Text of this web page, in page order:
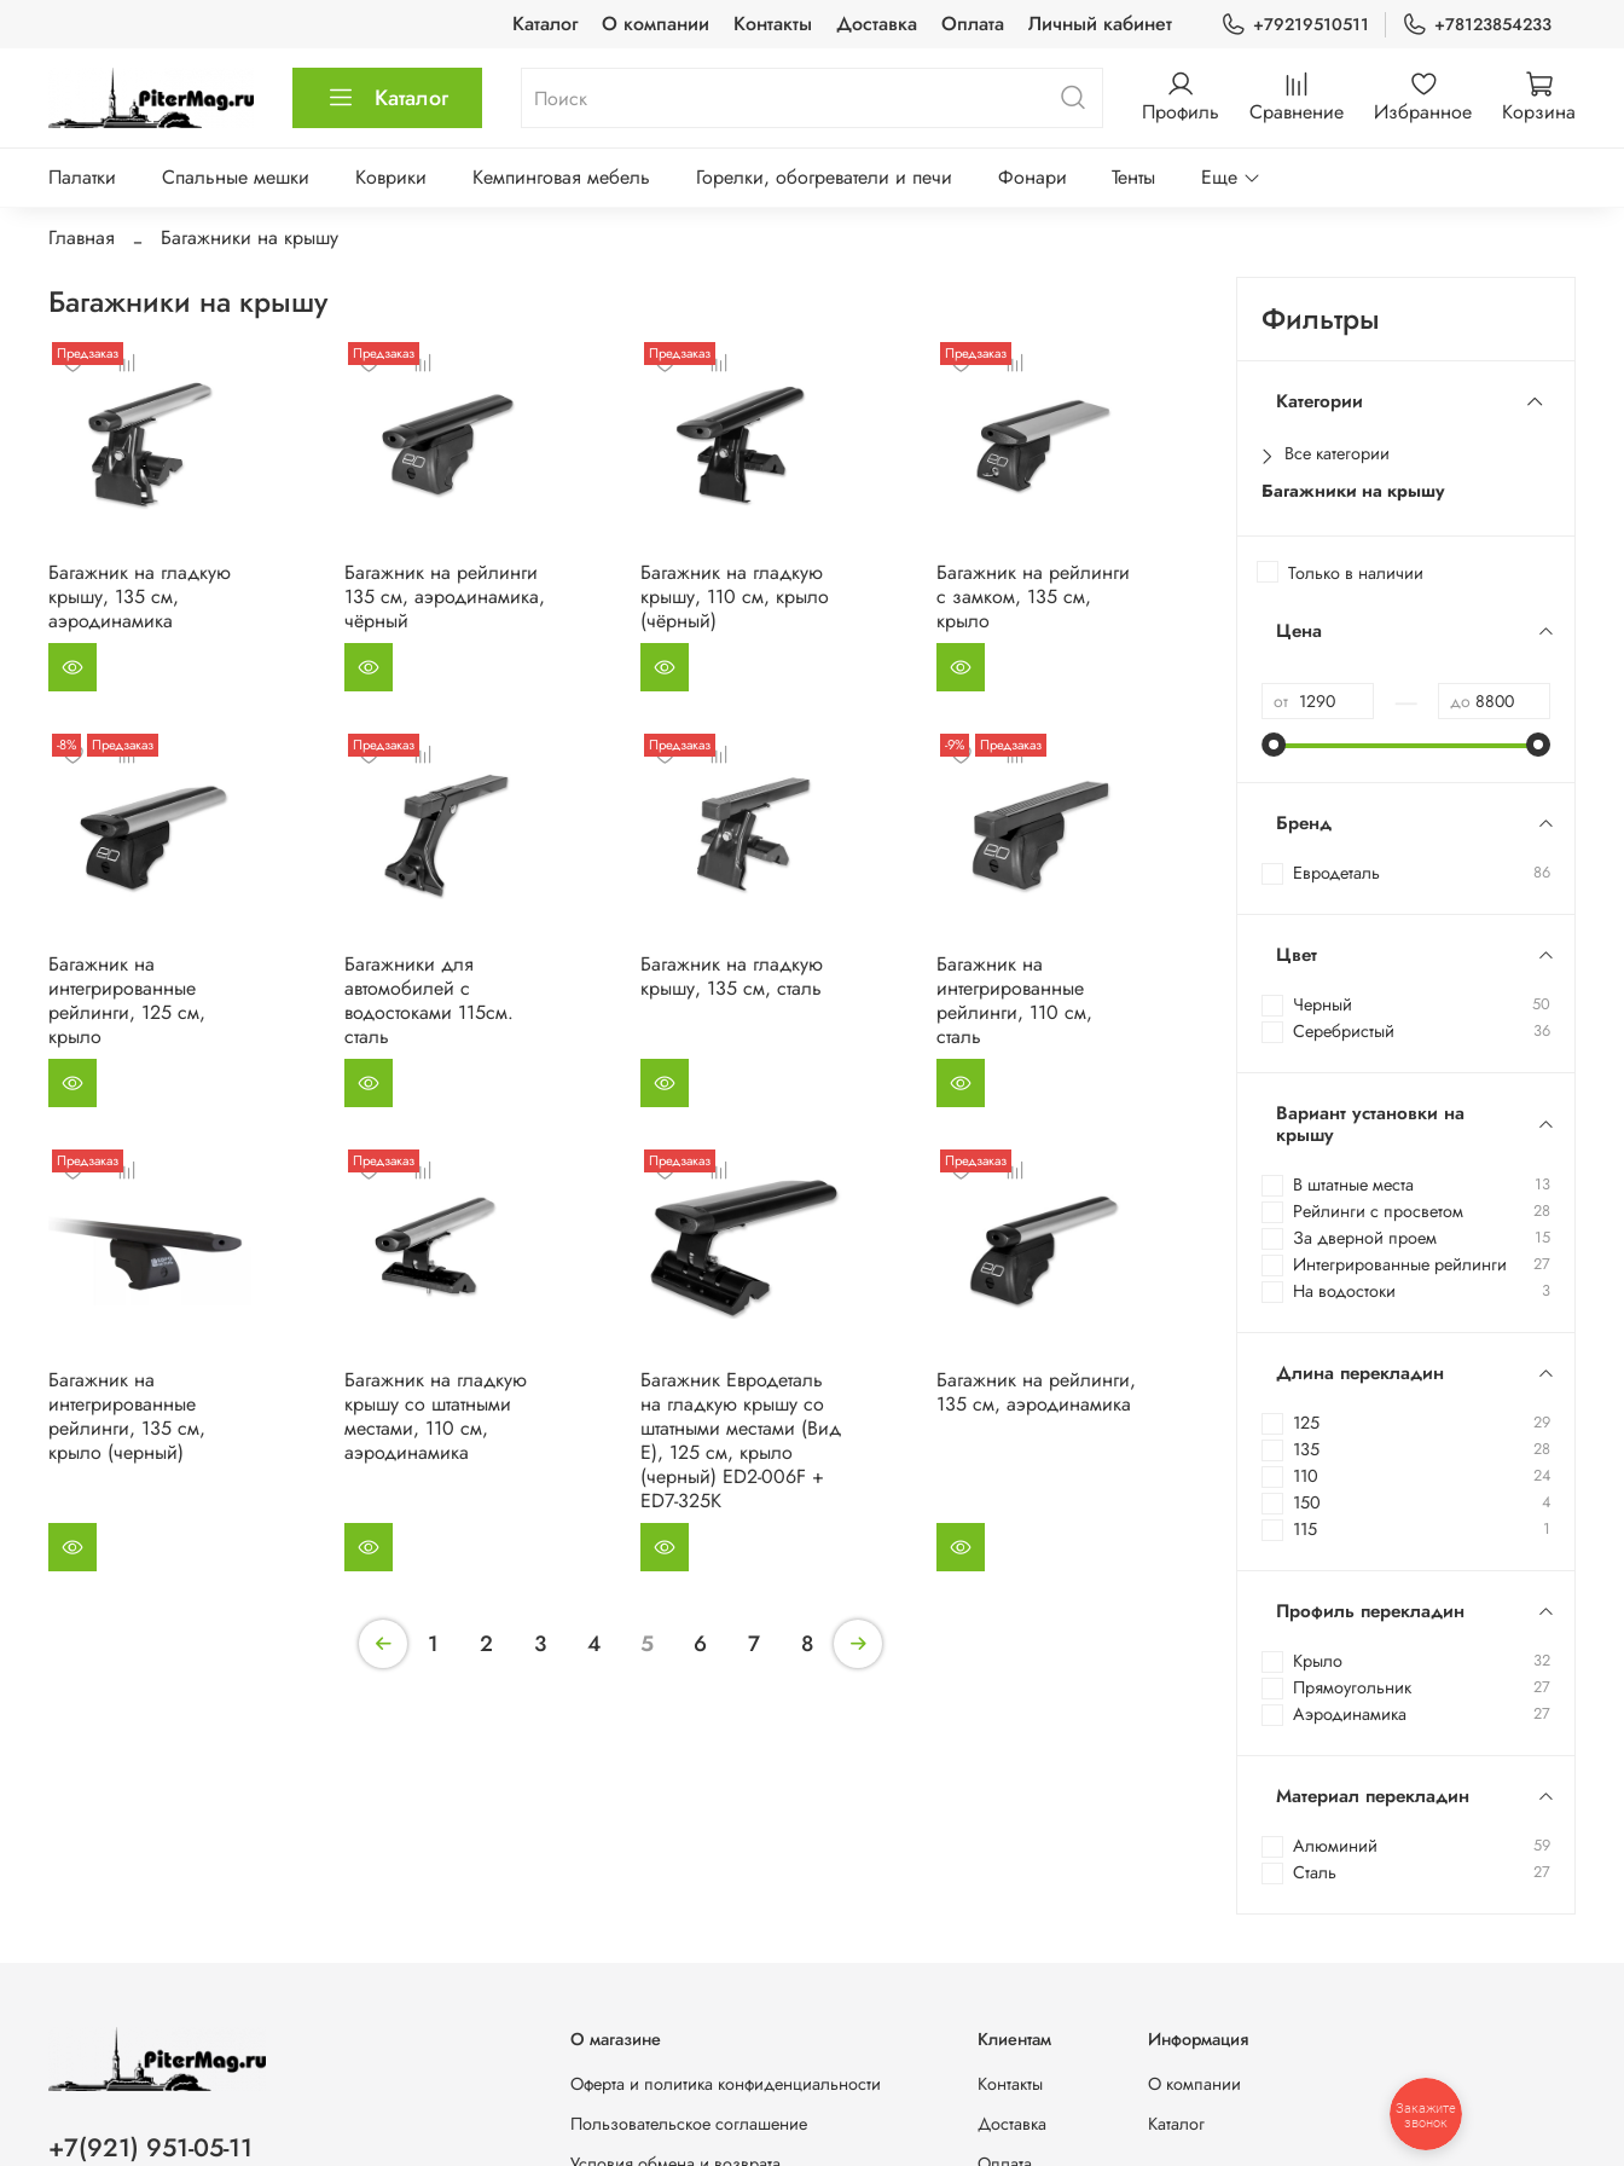
Каталог О компании Контакты Доставка Оплата Личный кабинет +79219510511 +78123854233
Каталог Профиль Сравнение Избранное Корзина
Палатки Спальные мешки Коврики Кемпинговая мебель Горелки, обогреватели и печи Фонари Тенты Еще
Главная Багажники на крышу
Багажники на крышу
Предзаказ
Багажник на гладкую
крышу, 135 см,
аэродинамика
Предзаказ
Багажник на рейлинги
135 см, аэродинамика,
чёрный
Предзаказ
Багажник на гладкую
крышу, 110 см, крыло
(чёрный)
Предзаказ
Багажник на рейлинги
с замком, 135 см,
крыло
-8% Предзаказ
Багажник на
интегрированные
рейлинги, 125 см,
крыло
Предзаказ
Багажники для
автомобилей с
водостоками 115см.
сталь
Предзаказ
Багажник на гладкую
крышу, 135 см, сталь
-9% Предзаказ
Багажник на
интегрированные
рейлинги, 110 см,
сталь
Предзаказ
Багажник на
интегрированные
рейлинги, 135 см,
крыло (черный)
Предзаказ
Багажник на гладкую
крышу со штатными
местами, 110 см,
аэродинамика
Предзаказ
Багажник Евродеталь
на гладкую крышу со
штатными местами (Вид
Е), 125 см, крыло
(черный) ED2-006F +
ED7-325K
Предзаказ
Багажник на рейлинги,
135 см, аэродинамика
1 2 3 4 5 6 7 8
Фильтры
Категории
Все категории
Багажники на крышу
Только в наличии
Цена
от до
Бренд
Евродеталь 86
Цвет
Черный 50
Серебристый 36
Вариант установки на
крышу
В штатные места 13
Рейлинги с просветом 28
За дверной проем 15
Интегрированные рейлинги 27
На водостоки 3
Длина перекладин
125 29
135 28
110 24
150 4
115 1
Профиль перекладин
Крыло 32
Прямоугольник 27
Аэродинамика 27
Материал перекладин
Алюминий 59
Сталь 27
О магазине
Оферта и политика конфиденциальности
Пользовательское соглашение
Клиентам
Контакты
Доставка
Информация
О компании
Каталог
+7(921) 951-05-11
Закажите
звонок